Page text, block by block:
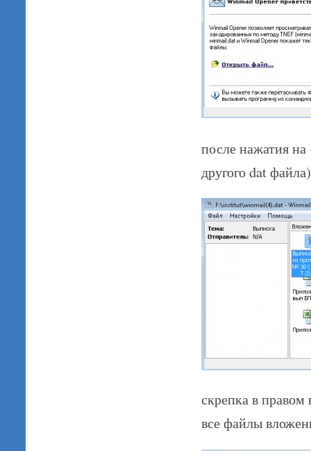
после нажатия
другого dat
скрепка в правом
все файлы